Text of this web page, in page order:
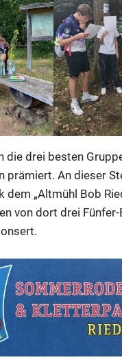
die drei besten
prämiert. An dieser
dem „Altmühl Bob
von dort drei